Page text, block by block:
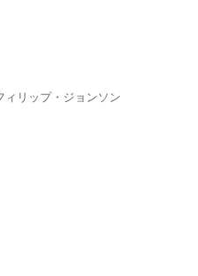
リップ・ジョンソン